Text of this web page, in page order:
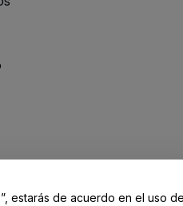
estarás de acuerdo en el uso